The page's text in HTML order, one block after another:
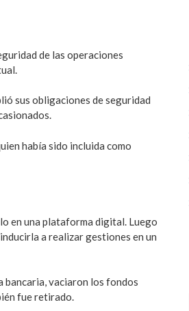
de las operaciones
sus obligaciones de seguridad
había sido incluida como
en una plataforma digital. Luego
a realizar gestiones en un
bancaria, vaciaron los fondos
fue retirado.